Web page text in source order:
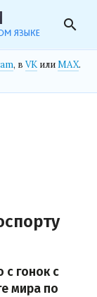
search
, в VK илиMAX.
гонок с
мира по